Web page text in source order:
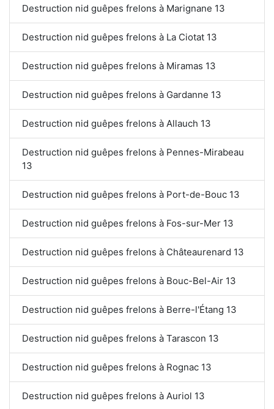
Destruction nid guêpes frelons à Marignane 13
Destruction nid guêpes frelons à La Ciotat 13
Destruction nid guêpes frelons à Miramas 13
Destruction nid guêpes frelons à Gardanne 13
Destruction nid guêpes frelons à Allauch 13
Destruction nid guêpes frelons à Pennes-Mirabeau
13
Destruction nid guêpes frelons à Port-de-Bouc 13
Destruction nid guêpes frelons à Fos-sur-Mer 13
Destruction nid guêpes frelons à Châteaurenard 13
Destruction nid guêpes frelons à Bouc-Bel-Air 13
Destruction nid guêpes frelons à Berre-l'Étang 13
Destruction nid guêpes frelons à Tarascon 13
Destruction nid guêpes frelons à Rognac 13
Destruction nid guêpes frelons à Auriol 13